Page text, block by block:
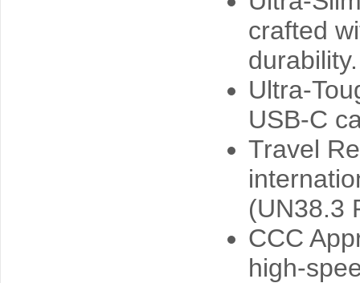
crafted
durability.
Ultra-
USB-C
Travel
(UN38.3
CCC
high-